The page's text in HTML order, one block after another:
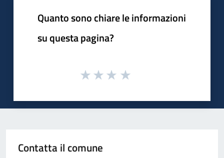
Quanto sono chiare le informazioni
su questa pagina?
Contatta il comune